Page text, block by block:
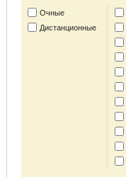
Очные
Дистанционные